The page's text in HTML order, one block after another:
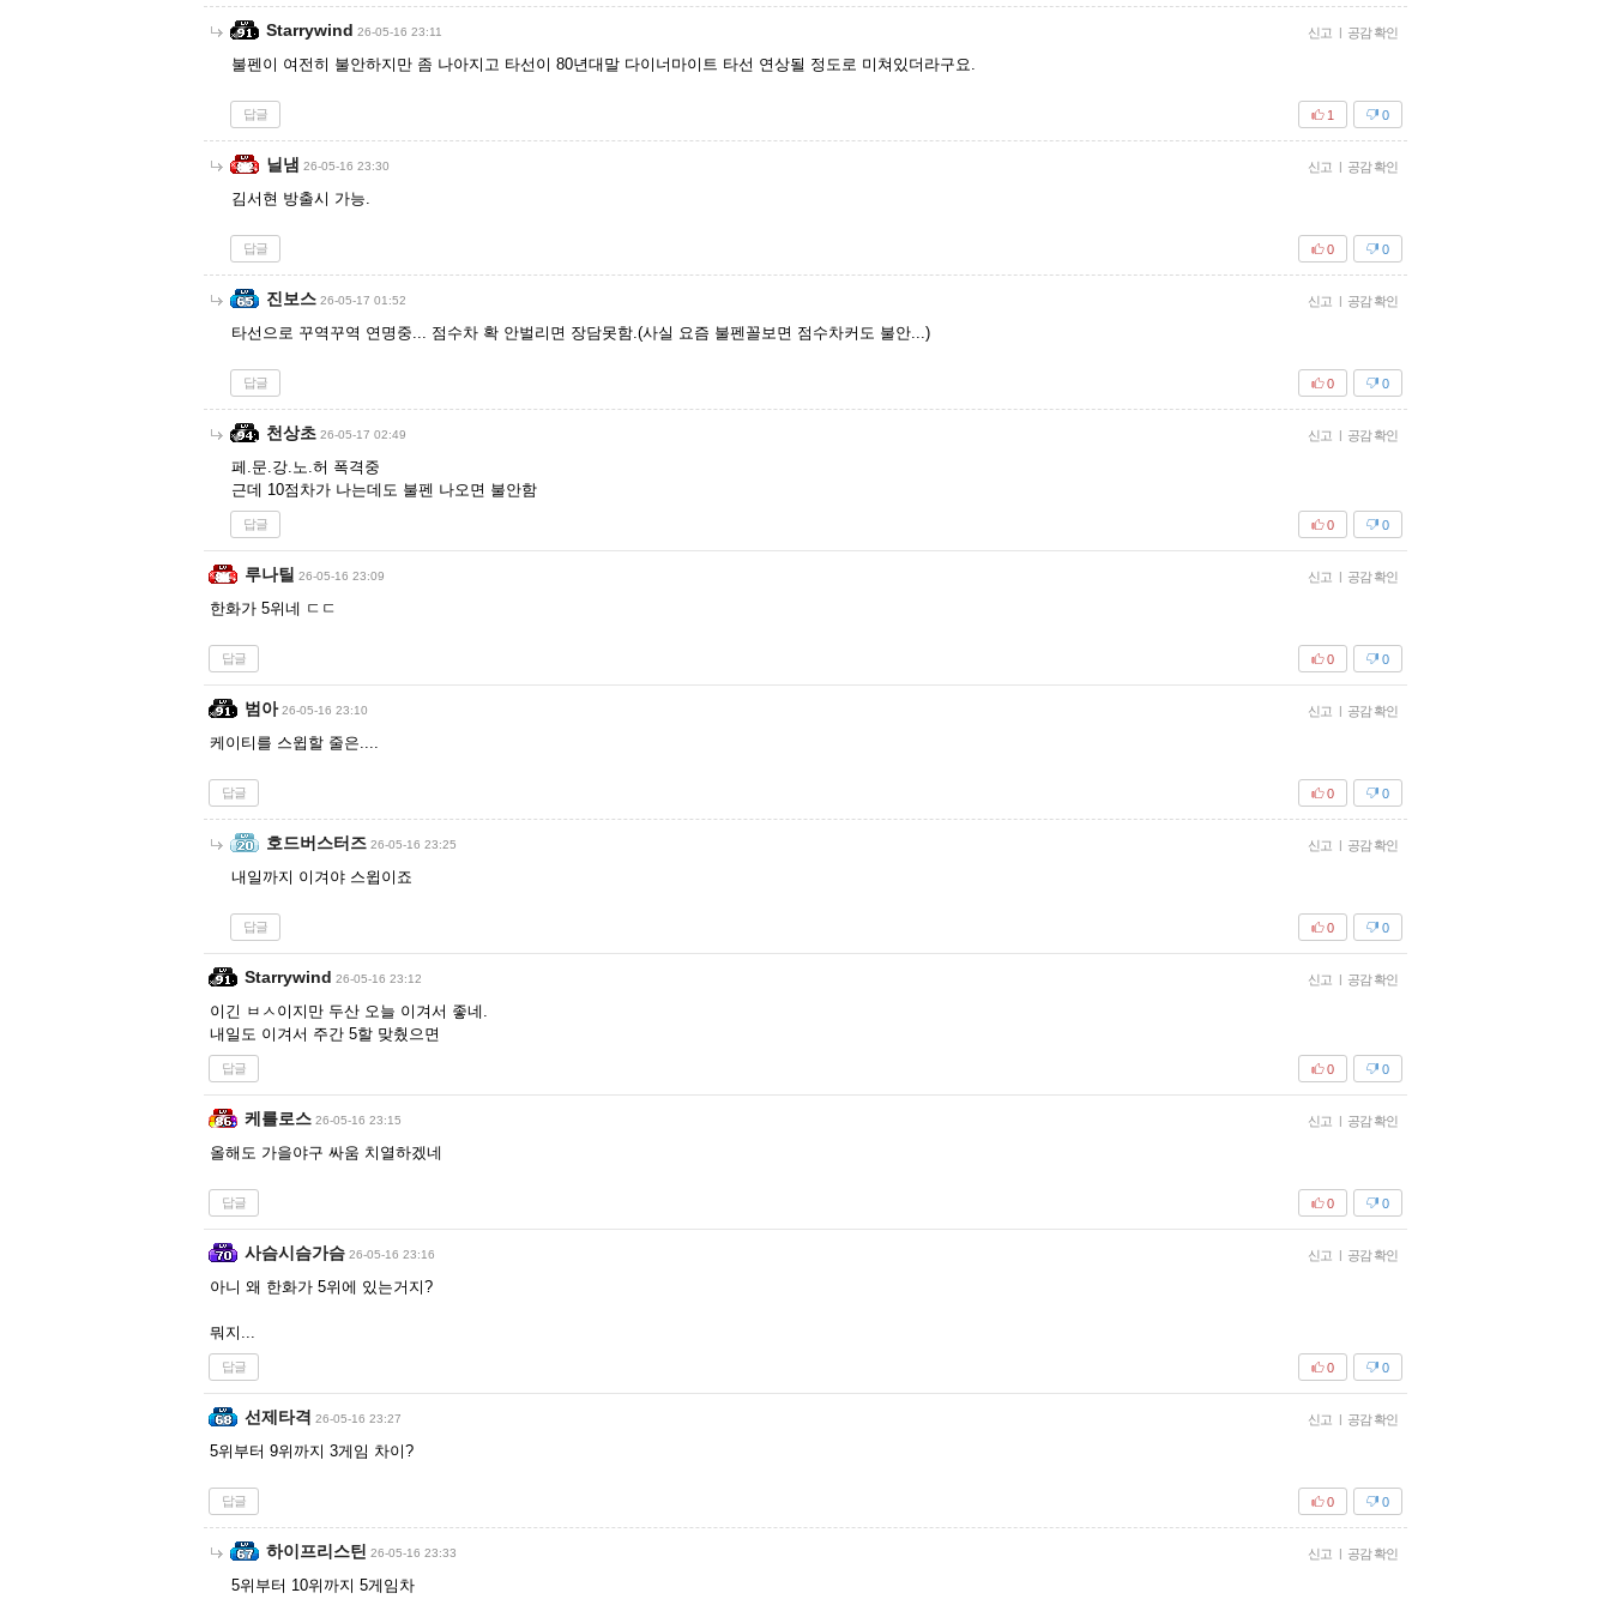
Starrywind 26-05-16 23:11 신고 | 공감 확인
불펜이 여전히 불안하지만 좀 나아지고 타선이 80년대말 다이너마이트 타선 연상될 정도로 미쳐있더라구요.
답글 0
1
닐냄 26-05-16 23:30 신고 | 공감 확인
김서현 방출시 가능.
답글 0
0
진보스 26-05-17 01:52 신고 | 공감 확인
타선으로 꾸역꾸역 연명중... 점수차 확 안벌리면 장담못함.(사실 요즘 불펜꼴보면 점수차커도 불안...)
답글 0
0
천상초 26-05-17 02:49 신고 | 공감 확인
페.문.강.노.허 폭격중
근데 10점차가 나는데도 불펜 나오면 불안함
답글 0
0
루나틸 26-05-16 23:09 신고 | 공감 확인
한화가 5위네 ㄷㄷ
답글 0
0
범아 26-05-16 23:10 신고 | 공감 확인
케이티를 스윕할 줄은....
답글 0
0
호드버스터즈 26-05-16 23:25 신고 | 공감 확인
내일까지 이겨야 스윕이죠
답글 0
0
Starrywind 26-05-16 23:12 신고 | 공감 확인
이긴 ㅂㅅ이지만 두산 오늘 이겨서 좋네.
내일도 이겨서 주간 5할 맞췄으면
답글 0
0
케를로스 26-05-16 23:15 신고 | 공감 확인
올해도 가을야구 싸움 치열하겠네
답글 0
0
사슴시슴가슴 26-05-16 23:16 신고 | 공감 확인
아니 왜 한화가 5위에 있는거지?
뭐지...
답글 0
0
선제타격 26-05-16 23:27 신고 | 공감 확인
5위부터 9위까지 3게임 차이?
답글 0
0
하이프리스틴 26-05-16 23:33 신고 | 공감 확인
5위부터 10위까지 5게임차